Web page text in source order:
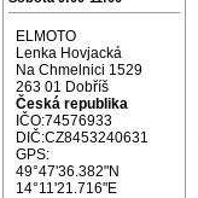
ELMOTO
Lenka Hovjacká
Na Chmelnici 1529
263 01 Dobříš
Česká republika
IČO:74576933
DIČ:CZ8453240631
GPS:
49°47'36.382"N
14°11'21.716"E